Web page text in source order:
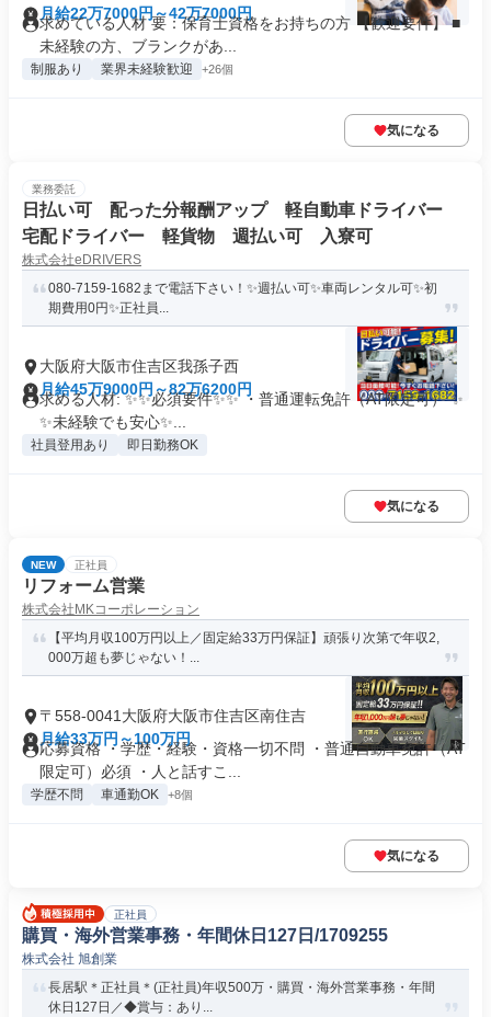
月給22万7000円～42万7000円
求めている人材 要：保育士資格をお持ちの方 【歓迎要件】 ■
未経験の方、ブランクがあ...
制服あり 業界未経験歓迎 +26個
気になる
業務委託
日払い可 配った分報酬アップ 軽自動車ドライバー
宅配ドライバー 軽貨物 週払い可 入寮可
株式会社eDRIVERS
080-7159-1682まで電話下さい！✨週払い可✨車両レンタル可✨初
期費用0円✨正社員...
大阪府大阪市住吉区我孫子西
月給45万9000円～82万6200円
求める人材: ✨✨必須要件✨✨ ・普通運転免許（AT限定可） ✨
✨未経験でも安心✨...
社員登用あり 即日勤務OK
気になる
NEW 正社員
リフォーム営業
株式会社MKコーポレーション
【平均月収100万円以上／固定給33万円保証】頑張り次第で年収2,
000万超も夢じゃない！...
〒558-0041大阪府大阪市住吉区南住吉
月給33万円～100万円
応募資格 ・学歴・経験・資格一切不問 ・普通自動車免許（AT
限定可）必須 ・人と話すこ...
学歴不問 車通勤OK +8個
気になる
正社員
購買・海外営業事務・年間休日127日/1709255
株式会社 旭創業
長居駅＊正社員＊(正社員)年収500万・購買・海外営業事務・年間
休日127日／◆賞与：あり...